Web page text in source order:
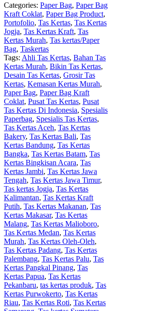
Categories: Paper Bag, Paper Bag
Kraft Coklat, Paper Bag Product,
Portofolio, Tas Kertas, Tas Kertas
Jogja, Tas Kertas Kraft, Tas
Kertas Murah, Tas kertas/Paper
Bag, Taskertas
Tags: Ahli Tas Kertas, Bahan Tas
Kertas Murah, Bikin Tas Kertas,
Desain Tas Kertas, Grosir Tas
Kertas, Kemasan Kertas Murah,
Paper Bag, Paper Bag Kraft
Coklat, Pusat Tas Kertas, Pusat
Tas Kertas Di Indonesia, Spesialis
Paperbag, Spesialis Tas Kertas,
Tas Kertas Aceh, Tas Kertas
Bakery, Tas Kertas Bali, Tas
Kertas Bandung, Tas Kertas
Bangka, Tas Kertas Batam, Tas
Kertas Bingkisan Acara, Tas
Kertas Jambi, Tas Kertas Jawa
Tengah, Tas Kertas Jawa Timur,
Tas kertas Jogja, Tas Kertas
Kalimantan, Tas Kertas Kraft
Putih, Tas Kertas Makanan, Tas
Kertas Makasar, Tas Kertas
Malang, Tas Kertas Malioboro,
Tas Kertas Medan, Tas Kertas
Murah, Tas Kertas Oleh-Oleh,
Tas Kertas Padang, Tas Kertas
Palembang, Tas Kertas Palu, Tas
Kertas Pangkal Pinang, Tas
Kertas Papua, Tas Kertas
Pekanbaru, tas kertas produk, Tas
Kertas Purwokerto, Tas Kertas
Riau, Tas Kertas Roti, Tas Kertas